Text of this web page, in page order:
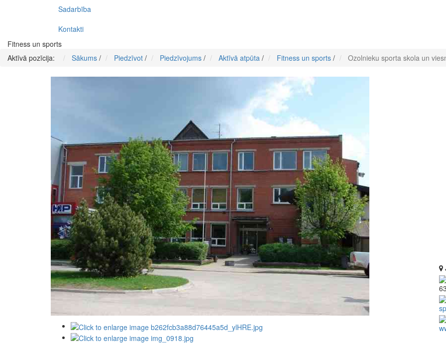
Sadarbība
Kontakti
Fitness un sports
Aktīvā pozīcija:
Sākums / Piedzīvot / Piedzīvojums / Aktīvā atpūta / Fitness un sports / Ozolnieku sporta skola un